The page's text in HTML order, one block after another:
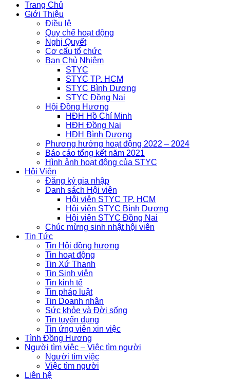
Trang Chủ
Giới Thiệu
Điều lệ
Quy chế hoạt động
Nghị Quyết
Cơ cấu tổ chức
Ban Chủ Nhiệm
STYC
STYC TP. HCM
STYC Bình Dương
STYC Đồng Nai
Hội Đồng Hương
HĐH Hồ Chí Minh
HĐH Đồng Nai
HĐH Bình Dương
Phương hướng hoạt động 2022 – 2024
Báo cáo tổng kết năm 2021
Hình ảnh hoạt động của STYC
Hội Viên
Đăng ký gia nhập
Danh sách Hội viên
Hội viên STYC TP. HCM
Hội viên STYC Bình Dương
Hội viên STYC Đồng Nai
Chúc mừng sinh nhật hội viên
Tin Tức
Tin Hội đồng hương
Tin hoạt động
Tin Xứ Thanh
Tin Sinh viên
Tin kinh tế
Tin pháp luật
Tin Doanh nhân
Sức khỏe và Đời sống
Tin tuyển dụng
Tin ứng viên xin việc
Tình Đồng Hương
Người tìm việc – Việc tìm người
Người tìm việc
Việc tìm người
Liên hệ